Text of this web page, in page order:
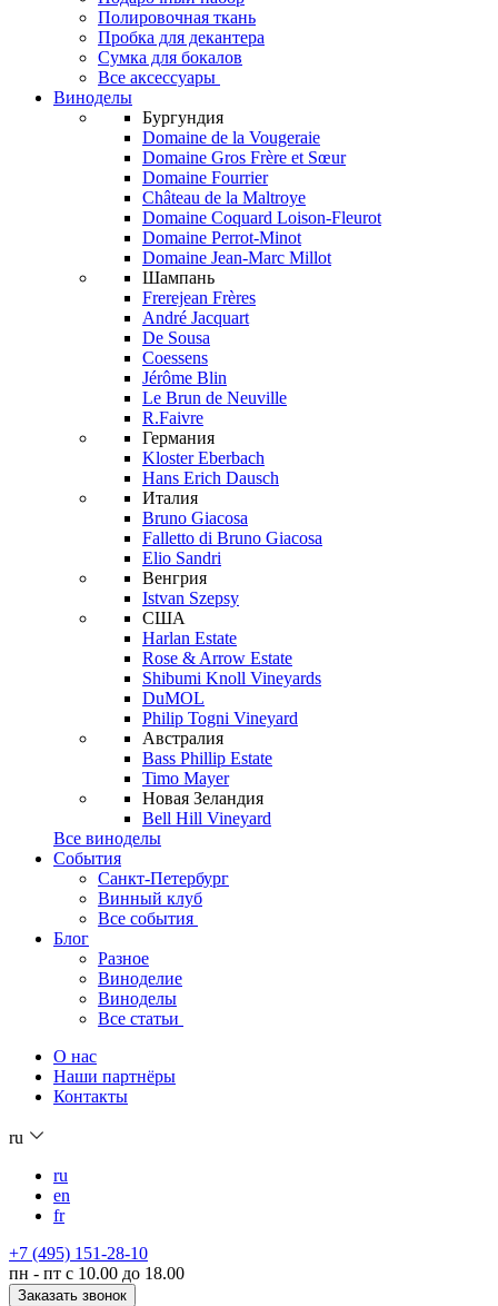
Полировочная ткань
Пробка для декантера
Сумка для бокалов
Все аксессуары
Виноделы
Бургундия
Domaine de la Vougeraie
Domaine Gros Frère et Sœur
Domaine Fourrier
Château de la Maltroye
Domaine Coquard Loison-Fleurot
Domaine Perrot-Minot
Domaine Jean-Marc Millot
Шампань
Frerejean Frères
André Jacquart
De Sousa
Coessens
Jérôme Blin
Le Brun de Neuville
R.Faivre
Германия
Kloster Eberbach
Hans Erich Dausch
Италия
Bruno Giacosa
Falletto di Bruno Giacosa
Elio Sandri
Венгрия
Istvan Szepsy
США
Harlan Estate
Rose & Arrow Estate
Shibumi Knoll Vineyards
DuMOL
Philip Togni Vineyard
Австралия
Bass Phillip Estate
Timo Mayer
Новая Зеландия
Bell Hill Vineyard
Все виноделы
События
Санкт-Петербург
Винный клуб
Все события
Блог
Разное
Виноделие
Виноделы
Все статьи
О нас
Наши партнёры
Контакты
ru
ru
en
fr
+7 (495) 151-28-10
пн - пт с 10.00 до 18.00
Заказать звонок